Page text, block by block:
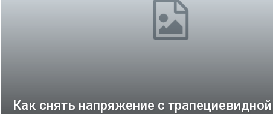
Как снять напряжение с